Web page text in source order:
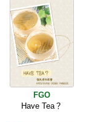
FGO
Have Tea？